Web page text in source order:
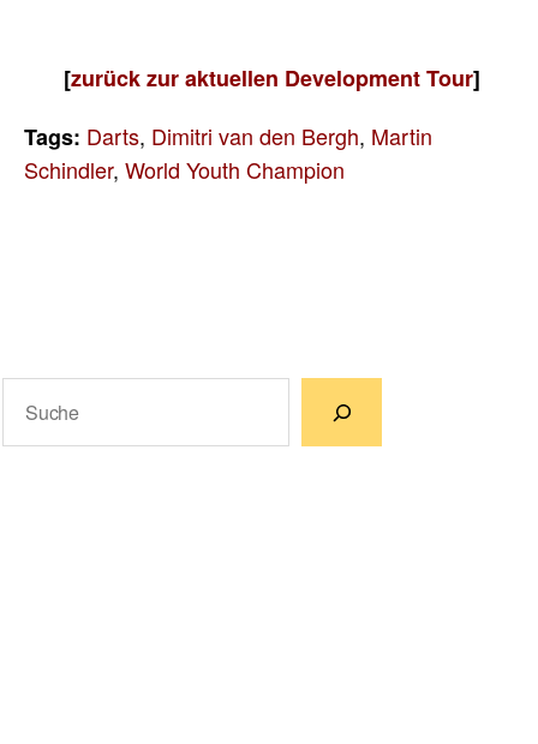
[zurück zur aktuellen Development Tour]
Tags: Darts, Dimitri van den Bergh, Martin
Schindler, World Youth Champion